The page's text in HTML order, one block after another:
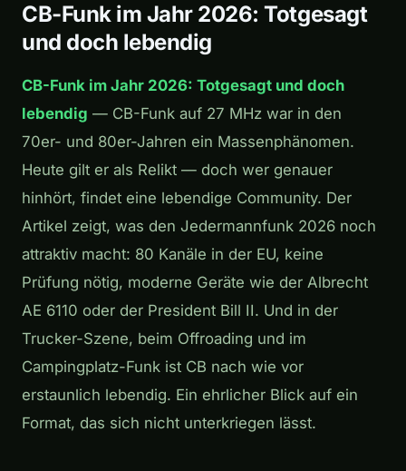
CB-Funk im Jahr 2026: Totgesagt
und doch lebendig
CB-Funk im Jahr 2026: Totgesagt und doch
lebendig — CB-Funk auf 27 MHz war in den
70er- und 80er-Jahren ein Massenphänomen.
Heute gilt er als Relikt — doch wer genauer
hinhört, findet eine lebendige Community. Der
Artikel zeigt, was den Jedermannfunk 2026 noch
attraktiv macht: 80 Kanäle in der EU, keine
Prüfung nötig, moderne Geräte wie der Albrecht
AE 6110 oder der President Bill II. Und in der
Trucker-Szene, beim Offroading und im
Campingplatz-Funk ist CB nach wie vor
erstaunlich lebendig. Ein ehrlicher Blick auf ein
Format, das sich nicht unterkriegen lässt.